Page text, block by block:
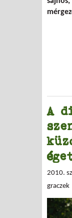
A
2010.
graczek